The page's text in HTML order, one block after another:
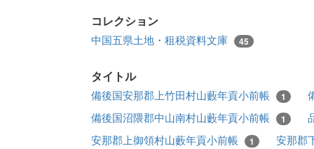
コレクション
中国五県土地・租税資料文庫 45
タイトル
備後国安那郡上竹田村山藪年貢小前帳 1
備後国沼隈郡中山南村山藪年貢小前帳
1
安那郡上御領村山藪年貢小前帳
1
安那郡